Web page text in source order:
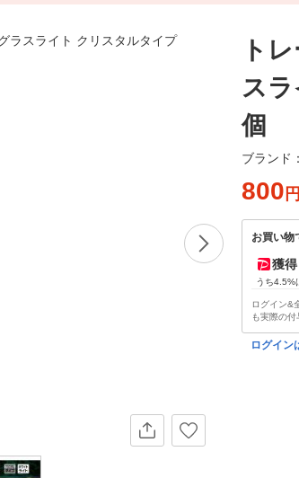
ト
ス
個
ブランド：
800 円
お買い物
獲得
うち4.5%
ログイン&
も実際の
ログイン